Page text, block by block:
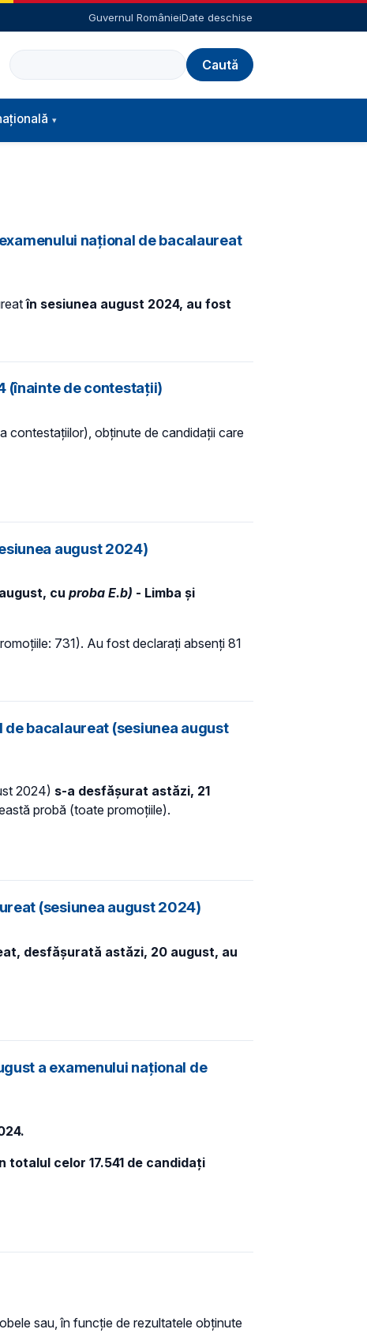
Guvernul RomânieiDate deschise
Caută
național de bacalaureat
în sesiunea august 2024, au fost
(înainte de contestații)
contestațiilor), obținute de candidații care
august 2024)
cu proba E.b) - Limba și
731). Au fost declarați absenți 81
bacalaureat (sesiunea august
2024) s-a desfășurat astăzi, 21
probă (toate promoțiile).
(sesiunea august 2024)
, desfășurată astăzi, 20 august, au
a examenului național de
celor 17.541 de candidați
sau, în funcție de rezultatele obținute